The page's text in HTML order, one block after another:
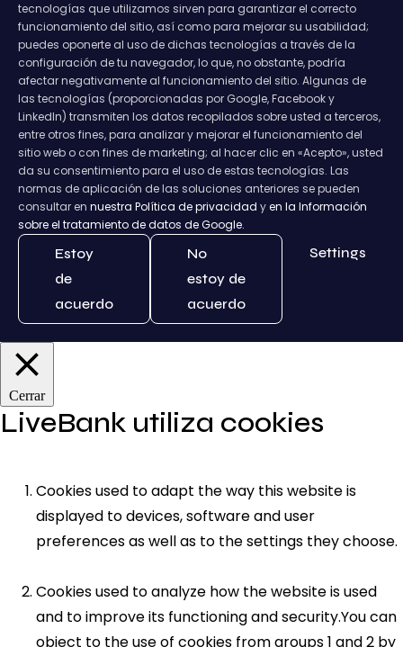
tecnologías que utilizamos sirven para garantizar el correcto
funcionamiento del sitio, así como para mejorar su usabilidad;
puedes oponerte al uso de dichas tecnologías a través de la
configuración de tu navegador, lo que, no obstante, podría
afectar negativamente al funcionamiento del sitio. Algunas de
las tecnologías (proporcionadas por Google, Facebook y
LinkedIn) transmiten los datos recopilados sobre usted a terceros,
entre otros fines, para analizar y mejorar el funcionamiento del
sitio web o con fines de marketing; al hacer clic en «Acepto», usted
da su consentimiento para el uso de estas tecnologías. Las
normas de aplicación de las soluciones anteriores se pueden
consultar en nuestra Política de privacidad yen la Información
sobre el tratamiento de datos de Google.
Estoy
de
acuerdo
No
estoy de
acuerdo
Settings
Cerrar
LiveBank utiliza cookies
Cookies used to adapt the way this website is
displayed to devices, software and user
preferences as well as to the settings they choose.
Cookies used to analyze how the website is used
and to improve its functioning and security.You can
object to the use of cookies from groups 1 and 2 by